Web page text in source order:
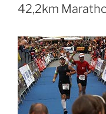
42,2km